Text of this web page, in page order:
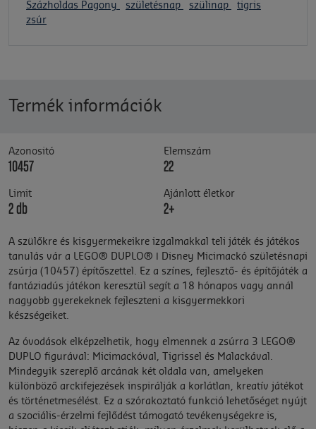
Százholdas Pagony
születésnap szülinap
tigris
zsúr
Termék információk
Azonositó
10457
Elemszám
22
Limit
2 db
Ajánlott életkor
2+
A szülőkre és kisgyermekeikre izgalmakkal teli játék és játékos
tanulás vár a LEGO® DUPLO® ǀ Disney Micimackó születésnapi
zsúrja (10457) építőszettel. Ez a színes, fejlesztő- és építőjáték a
fantáziadús játékon keresztül segít a 18 hónapos vagy annál
nagyobb gyerekeknek fejleszteni a kisgyermekkori
készségeiket.
Az óvodások elképzelhetik, hogy elmennek a zsúrra 3 LEGO®
DUPLO figurával: Micimackóval, Tigrissel és Malackával.
Mindegyik szereplő arcának két oldala van, amelyeken
különböző arckifejezések inspirálják a korlátlan, kreatív játékot
és történetmesélést. Ez a szórakoztató funkció lehetőséget nyújt
a szociális-érzelmi fejlődést támogató tevékenységekre is,